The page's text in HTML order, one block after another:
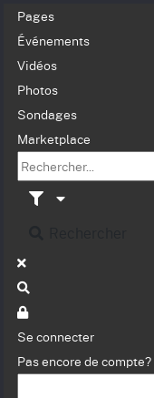
Pages
Événements
Vidéos
Photos
Sondages
Marketplace
Se connecter
Pas encore de compte?